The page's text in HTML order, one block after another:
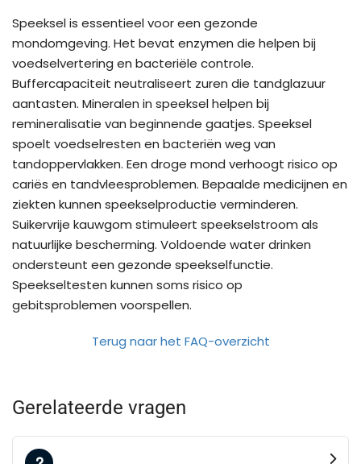
Speeksel is essentieel voor een gezonde
mondomgeving. Het bevat enzymen die helpen bij
voedselvertering en bacteriële controle.
Buffercapaciteit neutraliseert zuren die tandglazuur
aantasten. Mineralen in speeksel helpen bij
remineralisatie van beginnende gaatjes. Speeksel
spoelt voedselresten en bacteriën weg van
tandoppervlakken. Een droge mond verhoogt risico op
cariës en tandvleesproblemen. Bepaalde medicijnen en
ziekten kunnen speekselproductie verminderen.
Suikervrije kauwgom stimuleert speekselstroom als
natuurlijke bescherming. Voldoende water drinken
ondersteunt een gezonde speekselfunctie.
Speekseltesten kunnen soms risico op
gebitsproblemen voorspellen.
Terug naar het FAQ-overzicht
Gerelateerde vragen